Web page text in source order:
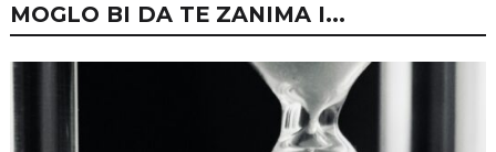
MOGLO BI DA TE ZANIMA I...